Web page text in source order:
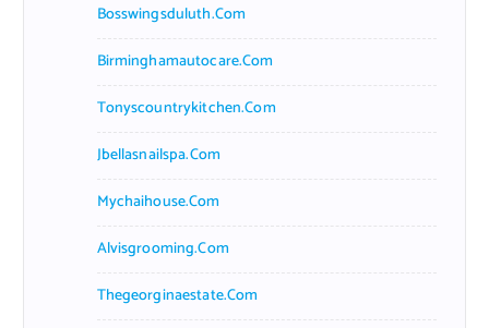
Bosswingsduluth.com
Birminghamautocare.com
Tonyscountrykitchen.com
Jbellasnailspa.com
Mychaihouse.com
Alvisgrooming.com
Thegeorginaestate.com